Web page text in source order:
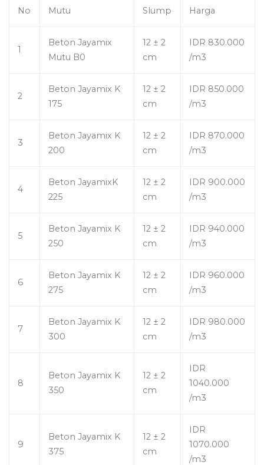
No Mutu Slump Harga
1
Beton Jayamix
Mutu B0
12 ± 2
cm
IDR 830.000
/m3
2
Beton Jayamix K
175
12 ± 2
cm
IDR 850.000
/m3
3
Beton Jayamix K
200
12 ± 2
cm
IDR 870.000
/m3
4
Beton JayamixK
225
12 ± 2
cm
IDR 900.000
/m3
5
Beton Jayamix K
250
12 ± 2
cm
IDR 940.000
/m3
6
Beton Jayamix K
275
12 ± 2
cm
IDR 960.000
/m3
7
Beton Jayamix K
300
12 ± 2
cm
IDR 980.000
/m3
8
Beton Jayamix K
350
12 ± 2
cm
IDR
1040.000
/m3
9
Beton Jayamix K
375
12 ± 2
cm
IDR
1070.000
/m3